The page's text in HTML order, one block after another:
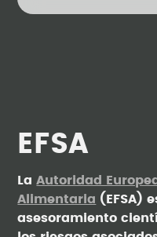
EFSA
LaAutoridad
Alimentaria (EFSA)
asesoramiento